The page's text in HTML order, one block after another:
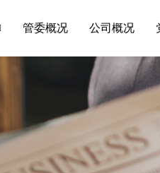
管委概况 公司概况